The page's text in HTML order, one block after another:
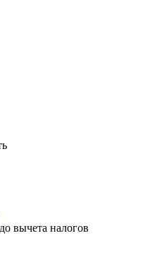
до вычета налогов